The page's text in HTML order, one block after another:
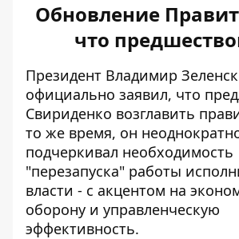
Обновление
что
Президент Владимир
официально заявил, что
Свириденко возглавить
то же время, он
подчеркивал необходимость
"перезапуска" работы
власти - с акцентом на
оборону и управленческую
эффективность.